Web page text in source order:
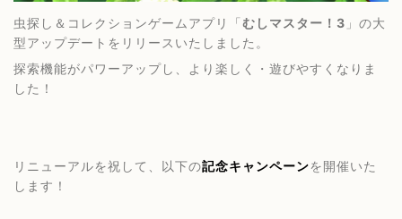
虫探し＆コレクションゲームアプリ「むしマスター！3 」の大
型アップデートをリリースいたしました。
探索機能がパワーアップし、より楽しく・遊びやすくなりま
した！
リニューアルを祝して、以下の記念キャンペーンを開催いた
します！